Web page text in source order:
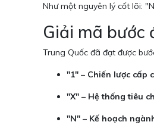
Như một nguyên lý cốt lõi:
Giải mã bước
Trung Quốc đã đạt được
"1" – Chiến lược cấp
"X" – Hệ thống tiêu
"N" – Kế hoạch